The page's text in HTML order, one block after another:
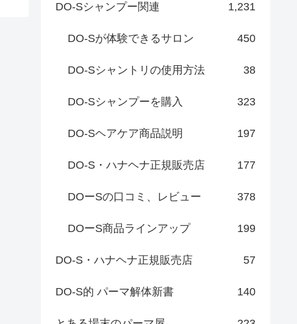
DO-Sシャンプー関連 1,231
DO-Sが体験できるサロン 450
DO-Sシャントリの使用方法 38
DO-Sシャンプーを購入 323
DO-Sヘアケア商品説明 197
DO-S・ハナヘナ正規販売店 177
DOーSの口コミ、レビュー 378
DOーS商品ラインアップ 199
DO-S・ハナヘナ正規販売店 57
DO-S的 パーマ解体新書 140